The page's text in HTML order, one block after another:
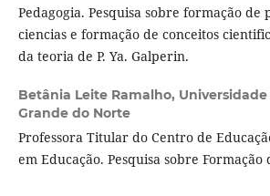
Pedagogia. Pesquisa sobre formação de
ciencias e formação de conceitos
da teoria de P. Ya. Galperin.
Betânia Leite Ramalho,
Grande do Norte
Professora Titular do Centro de
em Educação. Pesquisa sobre Formação